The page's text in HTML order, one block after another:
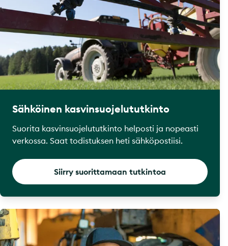
Sähköinen kasvinsuojelututkinto
Suorita kasvinsuojelututkinto helposti ja nopeasti
verkossa. Saat todistuksen heti sähköpostiisi.
Siirry suorittamaan tutkintoa